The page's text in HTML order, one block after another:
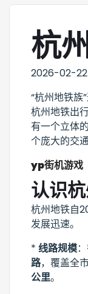
杭
2026-02-22
“杭州地铁族
杭州地铁出
有一个立体
个庞大的交
yp街机游戏
认识
杭州地铁自
发展迅速。
* 线路规模
路，覆盖全
公里。